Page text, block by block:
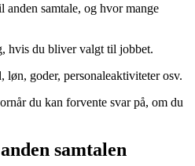
samtale, og hvor mange
hvis du bliver valgt til jobbet.
løn, goder, personaleaktiviteter osv.
du kan forvente svar på, om du
samtalen